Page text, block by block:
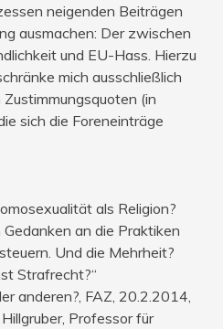
neigenden Beiträgen
ausmachen: Der zwischen
und EU-Hass. Hierzu
mich ausschließlich
(in
sich die Foreneinträge
als Religion?
an die Praktiken
Und die Mehrheit?
Strafrecht?“
anderen?, FAZ, 20.2.2014,
Professor für